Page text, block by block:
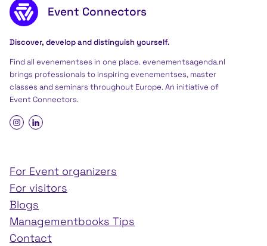
Footer content
Event Connectors
Discover, develop and distinguish yourself.
Find all evenementses in one place. evenementsagenda.nl
brings professionals to inspiring evenementses, master
classes and seminars throughout Europe. An initiative of
Event Connectors.
For Event organizers
For visitors
Blogs
Managementbooks Tips
Contact